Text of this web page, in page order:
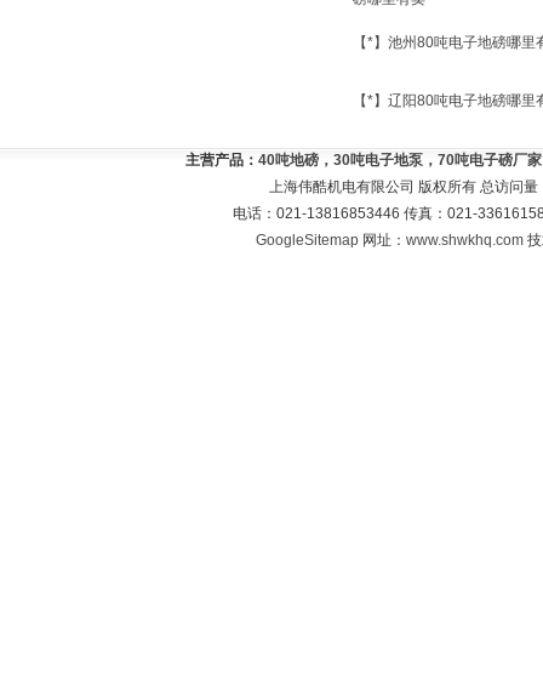
【*】池州80吨电子地磅哪里
【*】辽阳80吨电子地磅哪里
主营产品： 40吨地磅，30吨电子地泵，70吨电子磅厂
上海伟酷机电有限公司 版权所有 总访问量
电话：021-13816853446 传真：021-
GoogleSitemap 网址：www.shwkhq.com